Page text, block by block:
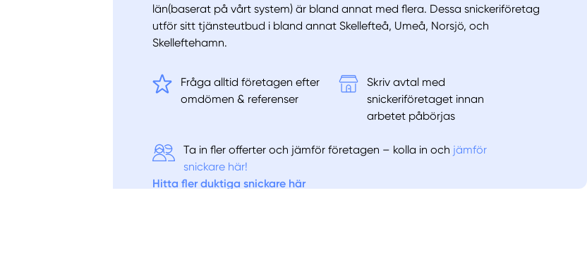
län(baserat på vårt system) är bland annat med flera. Dessa snickeriföretag
utför sitt tjänsteutbud i bland annat Skellefteå, Umeå, Norsjö, och
Skelleftehamn.
Fråga alltid företagen efter
omdömen & referenser
Skriv avtal med
snickeriföretaget innan
arbetet påbörjas
Ta in fler offerter och jämför företagen – kolla in och jämför
snickare här!
Hitta fler duktiga snickare här